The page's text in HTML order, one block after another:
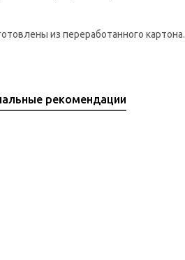
из переработанного картона.
рекомендации